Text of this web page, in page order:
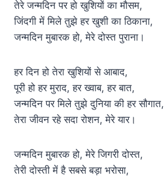
तेरे जन्मदिन पर हो खुशियों का मौसम,
जिंदगी में मिले तुझे हर खुशी का ठिकाना,
जन्मदिन मुबारक हो, मेरे दोस्त पुराना।
हर दिन हो तेरा खुशियों से आबाद,
पूरी हो हर मुराद, हर ख्वाब, हर बात,
जन्मदिन पर मिले तुझे दुनिया की हर सौगात,
तेरा जीवन रहे सदा रोशन, मेरे यार।
जन्मदिन मुबारक हो, मेरे जिगरी दोस्त,
तेरी दोस्ती में है सबसे बड़ा भरोसा,